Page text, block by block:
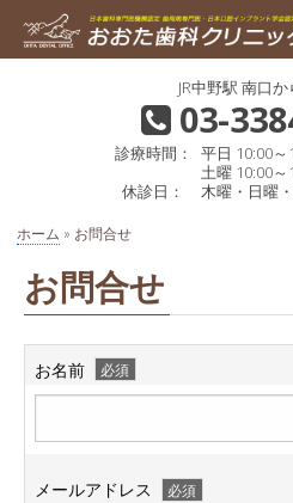
content
JR中野駅 南口
03-
診療時間：
平日 10:00
土曜 10:00
休診日：
木曜・日曜
ホーム » お問合せ
お問合せ
お名前 必須
メールアドレス 必須